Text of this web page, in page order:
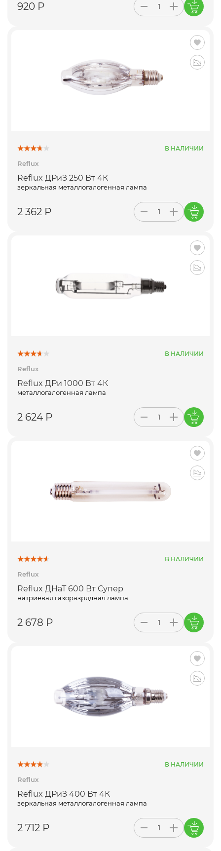
920 Р
В НАЛИЧИИ
Reflux
Reflux ДРиЗ 250 Вт 4К
зеркальная металлогалогенная лампа
2 362 Р
В НАЛИЧИИ
Reflux
Reflux ДРи 1000 Вт 4К
металлогалогенная лампа
2 624 Р
В НАЛИЧИИ
Reflux
Reflux ДНаТ 600 Вт Супер
натриевая газоразрядная лампа
2 678 Р
В НАЛИЧИИ
Reflux
Reflux ДРиЗ 400 Вт 4К
зеркальная металлогалогенная лампа
2 712 Р